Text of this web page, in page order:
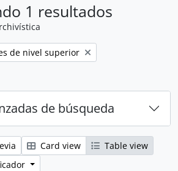
1 resultados
de nivel superior
de búsqueda
Card view
Table view